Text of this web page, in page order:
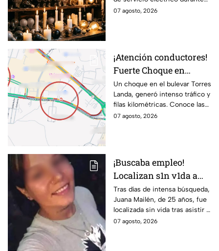
mañana sábado 8 de
agosto en 9 sitios
ocho horas este viernes 7 y
07 agosto, 2026
¡Atención conductores!
Fuerte Choque en
Torres Landa provoca
filas kilométricas a esta
altura
Un choque en el bulevar Torres
Landa, generó intenso tráfico y
filas kilométricas. Conoce las
vías alternas.
07 agosto, 2026
¡Buscaba empleo!
Localizan s1n v1da a
joven de 25 años que
acudió a entrevista de
trabajo falsa
Tras días de intensa búsqueda,
Juana Mailén, de 25 años, fue
localizada sin vida tras asistir a
una supuesta oferta laboral en
07 agosto, 2026